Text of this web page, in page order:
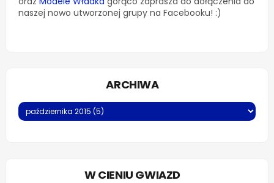
naszej nowo utworzonej grupy na Facebooku! :)
ARCHIWA
W CIENIU GWIAZD